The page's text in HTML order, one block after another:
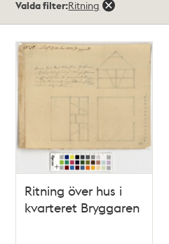
träffar
Valda filter:Ritning
Ritning över hus i
kvarteret Bryggaren